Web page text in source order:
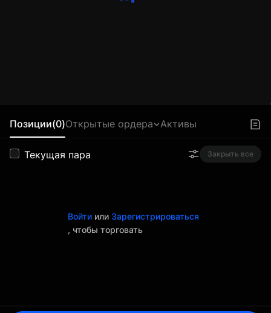
Позиции(0)Открытые ордера Активы
Текущая пара Закрыть все
Войти или Зарегистрироваться
, чтобы торговать